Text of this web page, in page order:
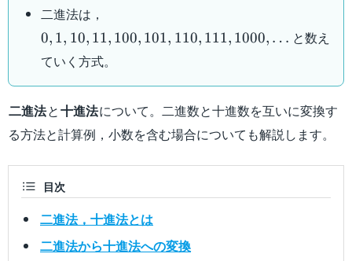
二進法は，
0, 1, 10, 11, 100, 101, 110, 111, 1000, … と数え
ていく方式。
二進法と十進法について。二進数と十進数を互いに変換す
る方法と計算例，小数を含む場合についても解説します。
目次
二進法，十進法とは
二進法から十進法への変換